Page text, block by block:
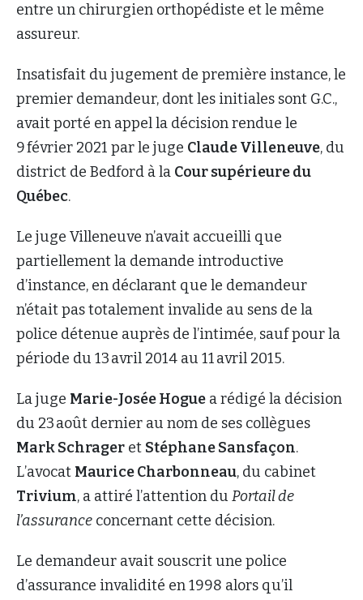
entre un chirurgien orthopédiste et le même
assureur.
Insatisfait du jugement de première instance, le
premier demandeur, dont les initiales sont G.C.,
avait porté en appel la décision rendue le
9 février 2021 par le juge Claude Villeneuve, du
district de Bedford à la Cour supérieure du
Québec.
Le juge Villeneuve n’avait accueilli que
partiellement la demande introductive
d’instance, en déclarant que le demandeur
n’était pas totalement invalide au sens de la
police détenue auprès de l’intimée, sauf pour la
période du 13 avril 2014 au 11 avril 2015.
La juge Marie-Josée Hogue a rédigé la décision
du 23 août dernier au nom de ses collègues
Mark Schrager et Stéphane Sansfaçon.
L’avocat Maurice Charbonneau, du cabinet
Trivium, a attiré l’attention du Portail de
l’assurance concernant cette décision.
Le demandeur avait souscrit une police
d’assurance invalidité en 1998 alors qu’il